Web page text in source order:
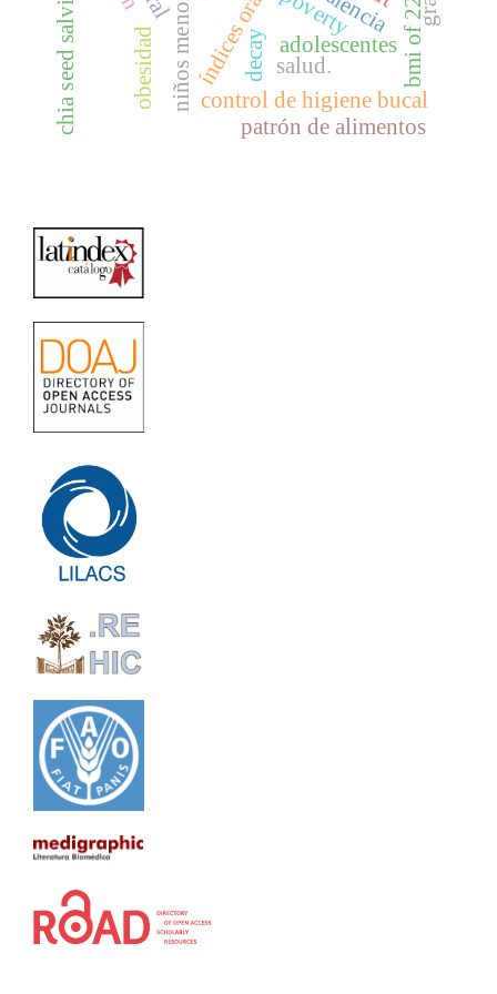
obesidad control de higiene bucal
adolescentes
índices orales
decay
patrón de alimentos
bmi of 22
salud.